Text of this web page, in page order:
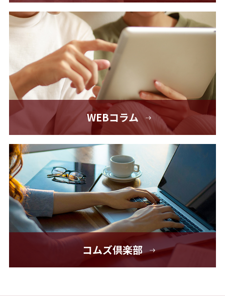
WEBコラム
コムズ倶楽部